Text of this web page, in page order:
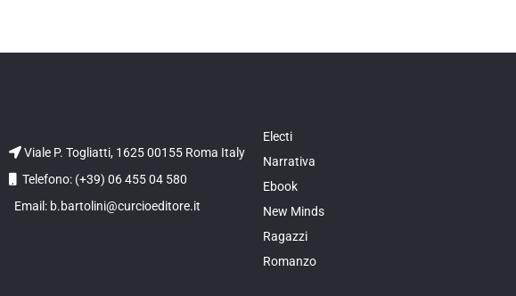
Viale P. Togliatti, 1625 00155 Roma Italy
Telefono: (+39) 06 455 04 580
Email: b.bartolini@curcioeditore.it
Electi
Narrativa
Ebook
New Minds
Ragazzi
Romanzo